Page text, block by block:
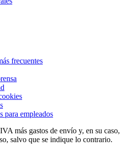
frecuentes
para empleados
más gastos de envío y, en su caso,
salvo que se indique lo contrario.